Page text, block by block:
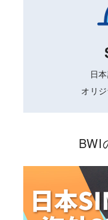
日
オリ
BWI